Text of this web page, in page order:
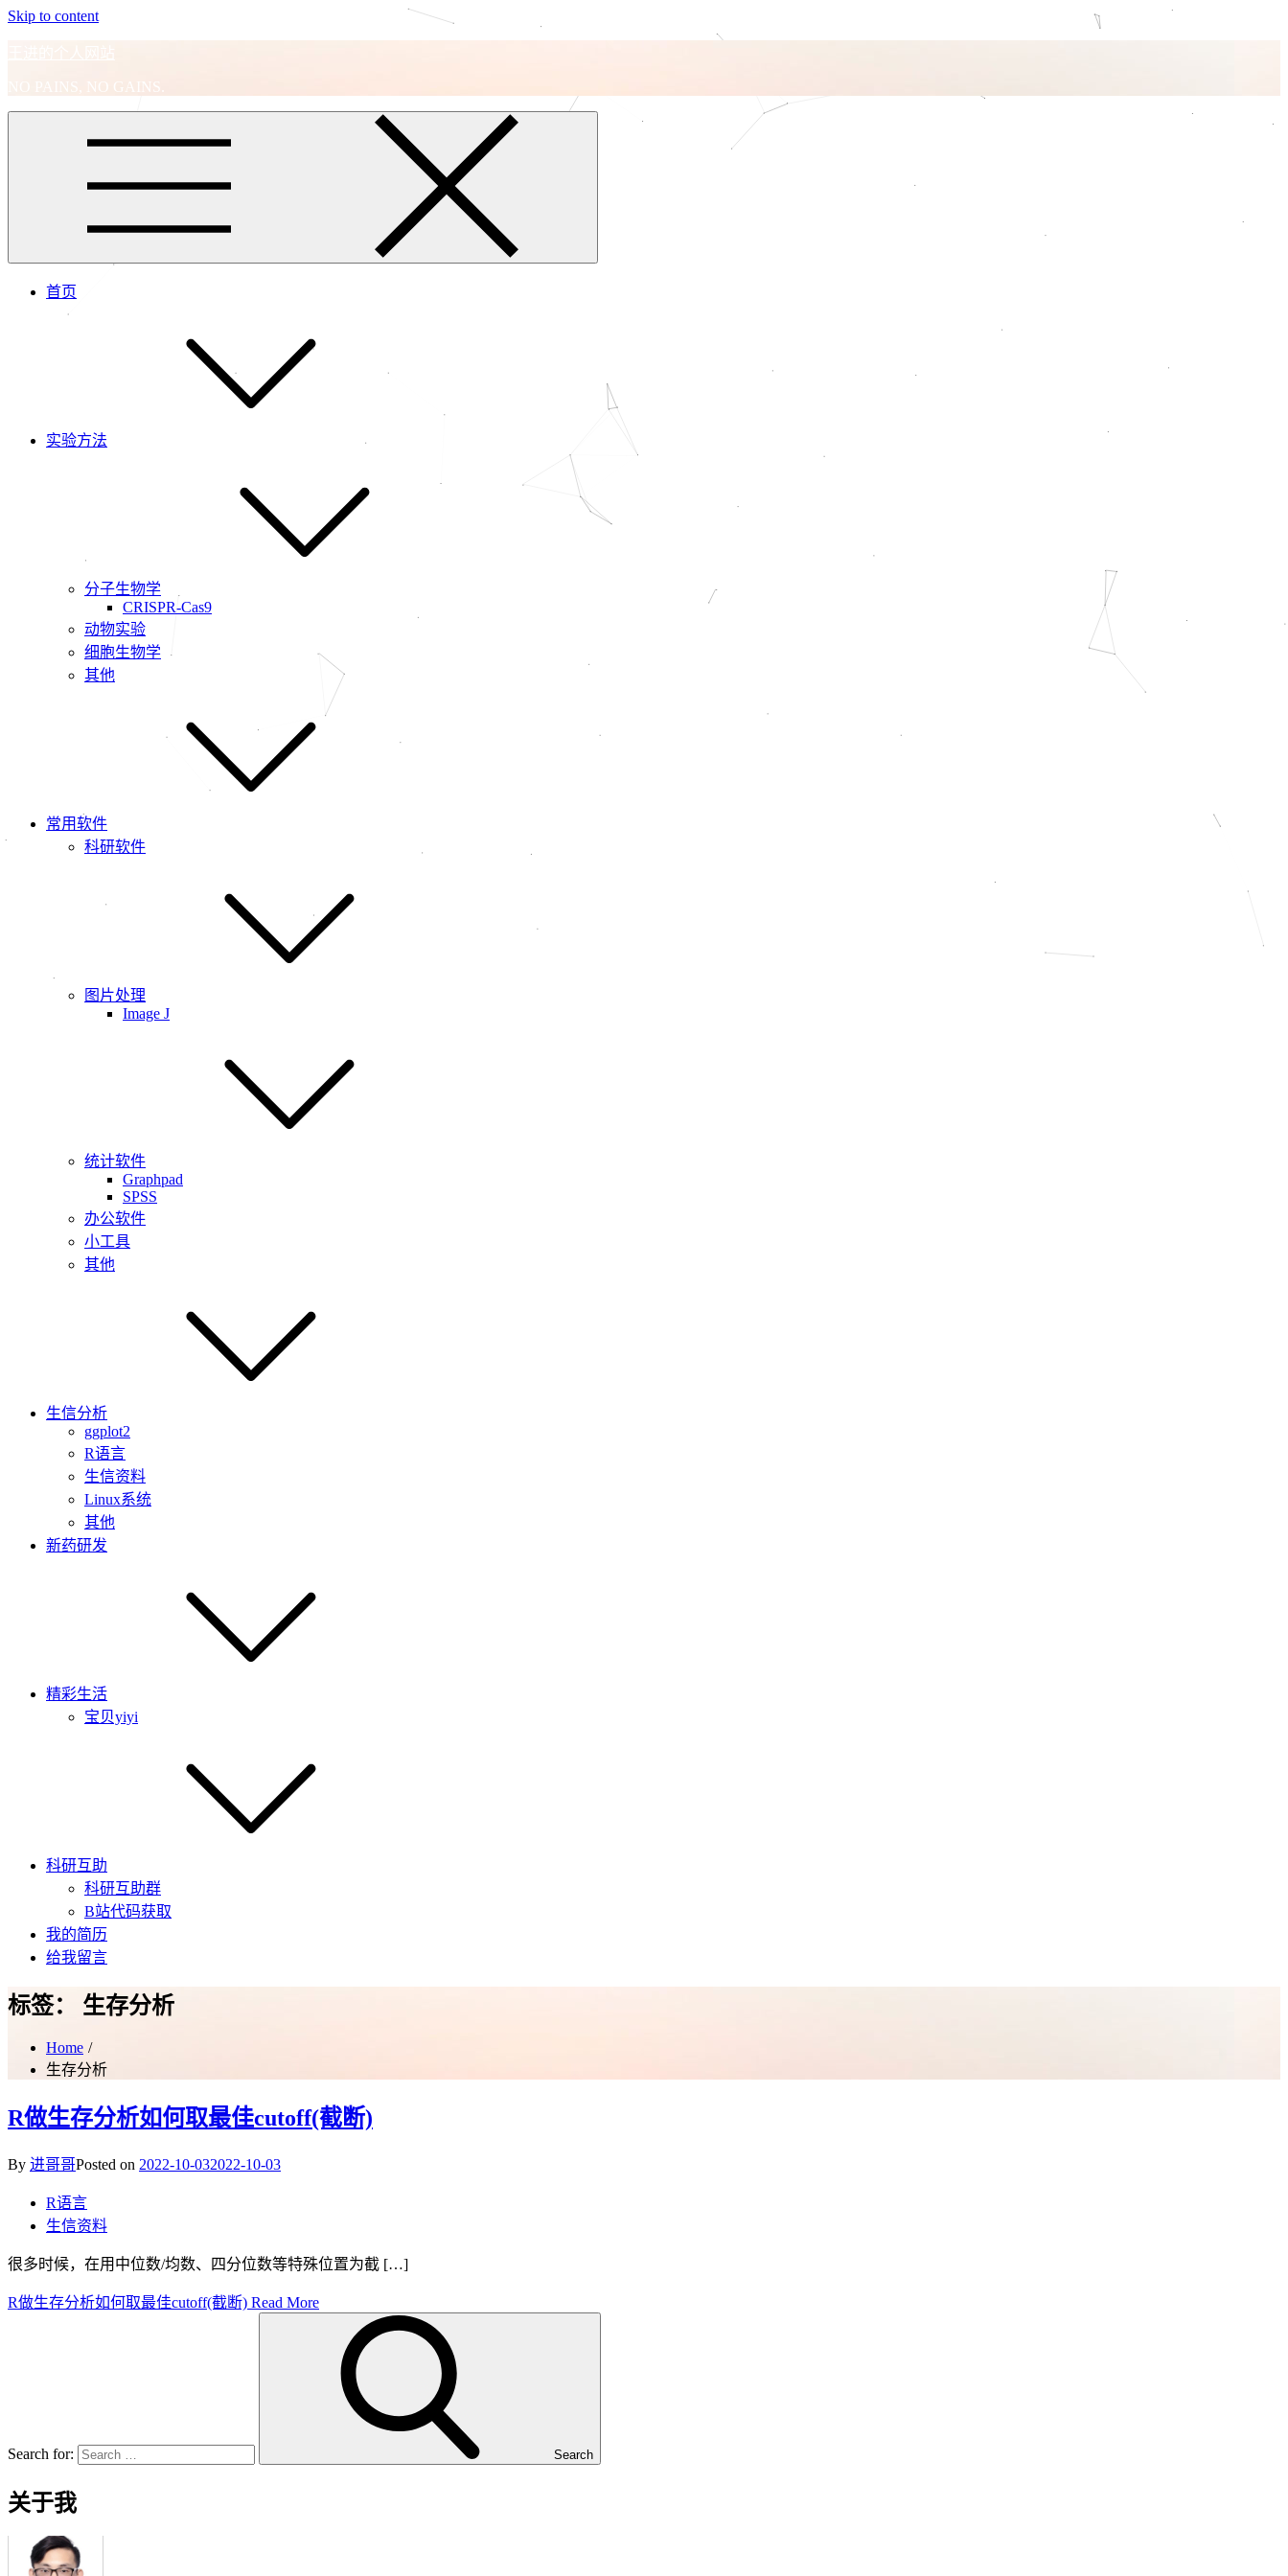
Skip to content
王进的个人网站
NO PAINS, NO GAINS.
首页
实验方法
分子生物学
CRISPR-Cas9
动物实验
细胞生物学
其他
常用软件
科研软件
图片处理
Image J
统计软件
Graphpad
SPSS
办公软件
小工具
其他
生信分析
ggplot2
R语言
生信资料
Linux系统
其他
新药研发
精彩生活
宝贝yiyi
科研互助
科研互助群
B站代码获取
我的简历
给我留言
标签： 生存分析
Home
生存分析
R做生存分析如何取最佳cutoff(截断)
By 进哥哥Posted on 2022-10-032022-10-03
R语言
生信资料
很多时候，在用中位数/均数、四分位数等特殊位置为截 […]
R做生存分析如何取最佳cutoff(截断) Read More
Search for: Search
关于我